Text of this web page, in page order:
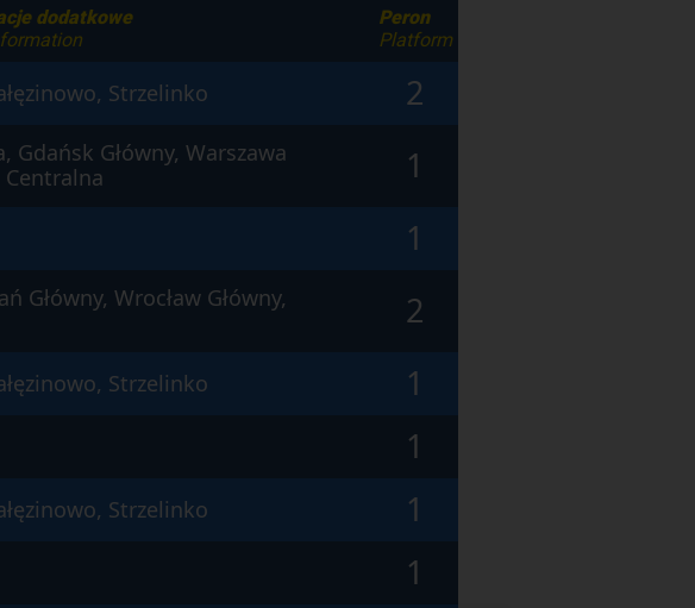
dodatkowe
Peron
Platform
Strzelinko
2
Gdańsk Główny, Warszawa
1
1
Główny, Wrocław Główny,
2
Strzelinko
1
1
Strzelinko
1
1